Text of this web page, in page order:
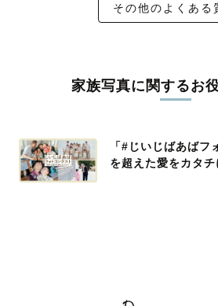
その他のよくある
家族写真に関するお
「#じいじばあばフ
を超えた愛をカタチ